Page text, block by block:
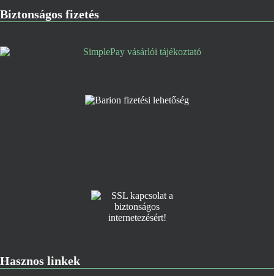
Biztonságos fizetés
Hasznos linkek